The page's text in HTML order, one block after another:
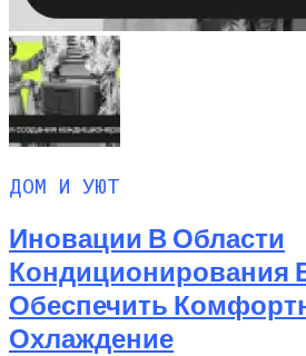
ДОМ И УЮТ
Иновации В Области
Кондиционирования
Обеспечить
Охлаждение